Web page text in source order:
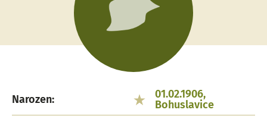
Narozen:
01.02.1906,
Bohuslavice